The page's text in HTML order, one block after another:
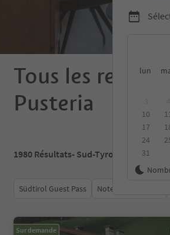
lun
10
17
24
31
Tous les
Pusteria
1980 Résultats- Sud-Tyrol
Südtirol Guest Pass Note moyenne
Sur demande